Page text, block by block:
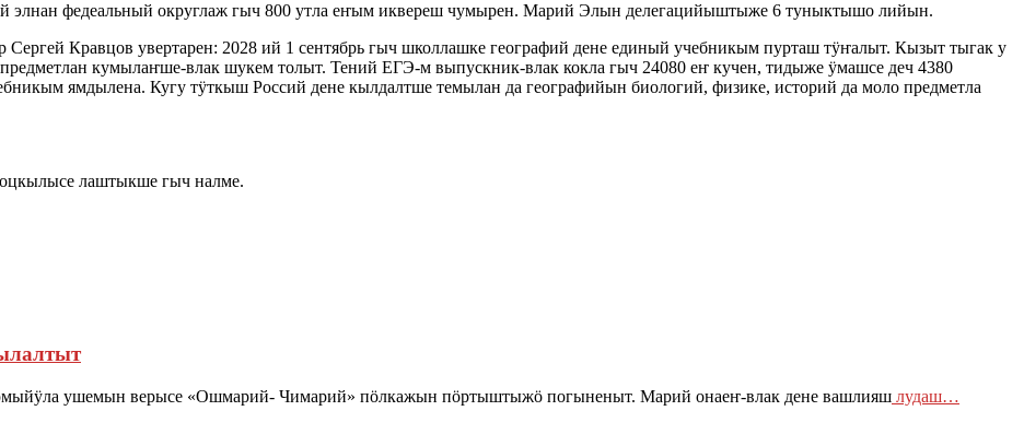
элнан федеальный округлаж гыч 800 утла еҥым иквереш чумырен. Марий Элын делегацийыштыже 6 туныктышо лийын.
Кравцов увертарен: 2028 ий 1 сентябрь гыч школлашке географий дене единый учебникым пурташ тӱҥалыт. Кызыт тыгак у
кумылаҥше-влак шукем толыт. Тений ЕГЭ-м выпускник-влак кокла гыч 24080 еҥ кучен, тидыже ӱмашсе деч 4380
ямдылена. Кугу тӱткыш Россий дене кылдалтше темылан да географийын биологий, физике, историй да моло предметла
лаштыкше гыч налме.
ушемын верысе «Ошмарий- Чимарий» пӧлкажын пӧртыштыжӧ погыненыт. Марий онаеҥ-влак дене вашлияш лудаш…